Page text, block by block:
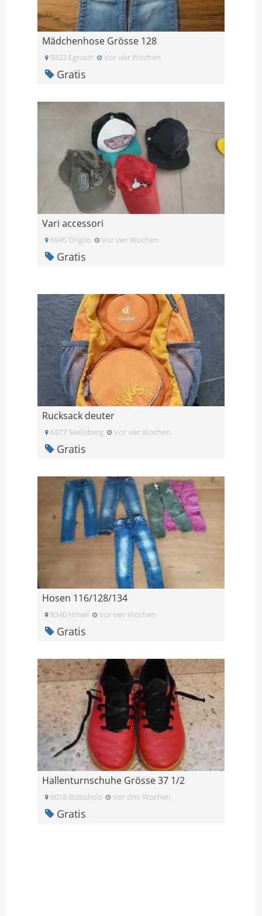
Mädchenhose Grösse 128
9322 Egnach Vor vier Wochen
Gratis
Vari accessori
6945 Origlio Vor vier Wochen
Gratis
Rucksack deuter
6377 Seelisberg Vor vier Wochen
Gratis
Hosen 116/128/134
8340 Hinwil Vor vier Wochen
Gratis
Hallenturnschuhe Grösse 37 1/2
6018 Buttisholz Vor drei Wochen
Gratis